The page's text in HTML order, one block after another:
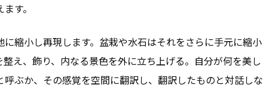
す。
縮小し再現します。盆栽や水石はそれをさらに手元に縮小
え、飾り、内なる景色を外に立ち上げる。自分が何を美し
呼ぶか、その感覚を空間に翻訳し、翻訳したものと対話しな